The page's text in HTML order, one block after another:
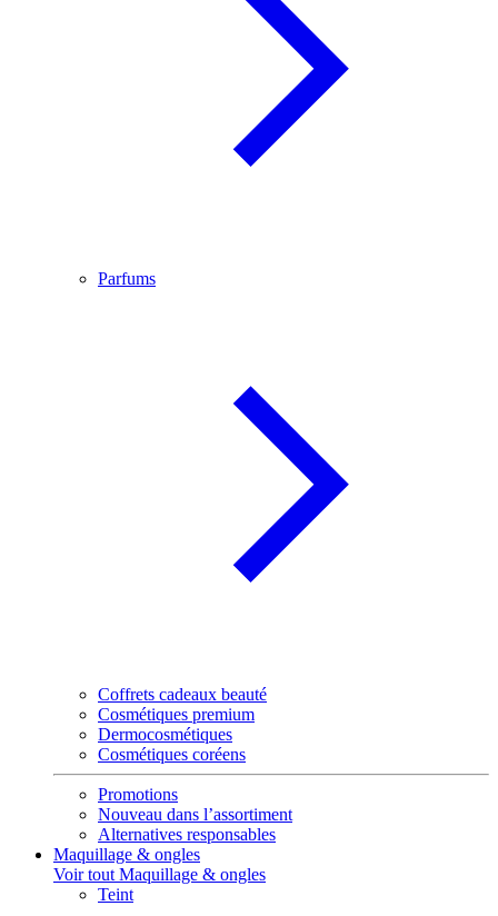
Parfums
Coffrets cadeaux beauté
Cosmétiques premium
Dermocosmétiques
Cosmétiques coréens
Promotions
Nouveau dans l’assortiment
Alternatives responsables
Maquillage & ongles
Voir tout Maquillage & ongles
Teint